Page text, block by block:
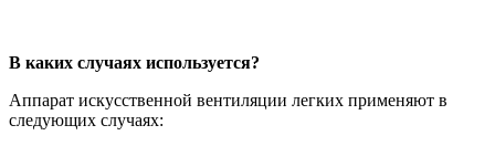
В каких случаях используется?
Аппарат искусственной вентиляции легких применяют в
следующих случаях: